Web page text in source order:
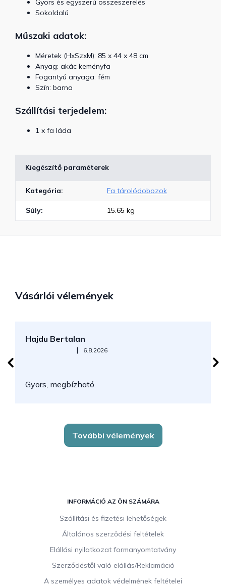
Gyors és egyszerű összeszerelés
Sokoldalú
Műszaki adatok:
Méretek (HxSzxM): 85 x 44 x 48 cm
Anyag: akác keményfa
Fogantyú anyaga: fém
Szín: barna
Szállítási terjedelem:
1 x fa láda
Kiegészítő paraméterek
Kategória: Fa tárolódobozok
Súly: 15.65 kg
Vásárlói vélemények
Hajdu Bertalan
Az áruház értékelése 5-ből 5 csillag.
| 6.8.2026
Gyors, megbízható.
További vélemények
INFORMÁCIÓ AZ ÖN SZÁMÁRA
Szállítási és fizetési lehetőségek
Általános szerződési feltételek
Elállási nyilatkozat formanyomtatvány
Szerződéstől való elállás/Reklamáció
A személyes adatok védelmének feltételei